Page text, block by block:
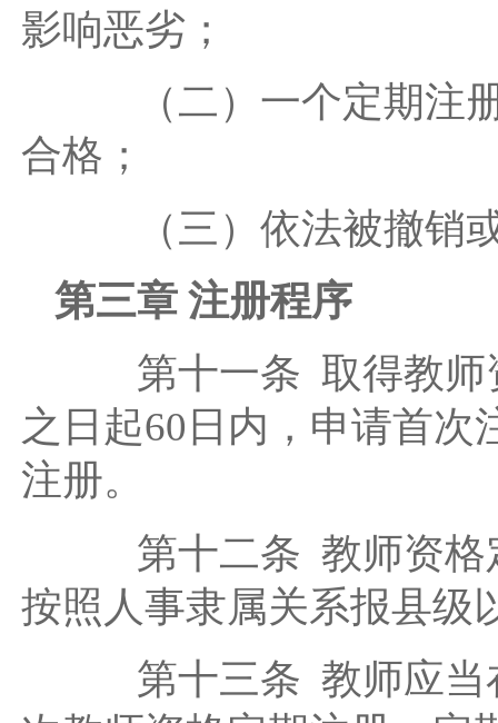
影响恶劣；
（二）一个定期注册
合格；
（三）依法被撤销或
第三章 注册程序
第十一条 取得教师
之日起60日内，申请首
注册。
第十二条 教师资格
按照人事隶属关系报县级
第十三条 教师应当